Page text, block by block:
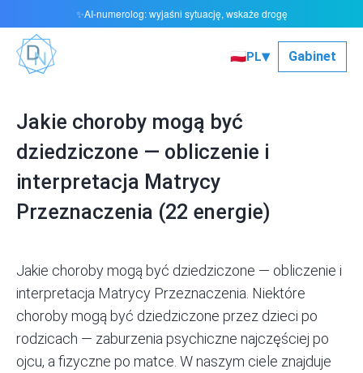
🇵🇱PL▾ Gabinet
Jakie choroby mogą być
dziedziczone — obliczenie i
interpretacja Matrycy
Przeznaczenia (22 energie)
Jakie choroby mogą być dziedziczone — obliczenie i
interpretacja Matrycy Przeznaczenia. Niektóre
choroby mogą być dziedziczone przez dzieci po
rodzicach — zaburzenia psychiczne najczęściej po
ojcu, a fizyczne po matce. W naszym ciele znajduje
✨AI-numerolog: wyjaśni sytuację, wskaże drogę